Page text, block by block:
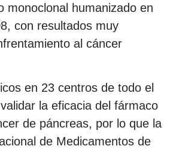
monoclonal humanizado en
con resultados muy
al cáncer
en 23 centros de todo el
la eficacia del fármaco
de páncreas, por lo que la
de Medicamentos de